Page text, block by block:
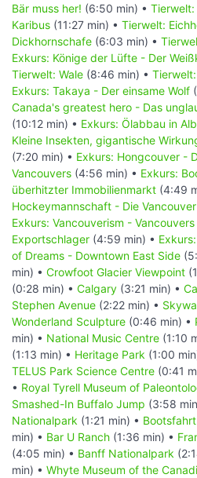
Bär muss her! (6:50 min) • Tierwelt:
Karibus (11:27 min) • Tierwelt:
Dickhornschafe (6:03 min) •
Exkurs: Könige der Lüfte - Der
Tierwelt: Wale (8:46 min) •
Exkurs: Takaya - Der einsame Wolf
Canada's greatest hero - Das
(10:12 min) • Exkurs: Ölabbau in
Kleine Insekten, gigantische
(7:20 min) • Exkurs: Hongcouver -
Vancouvers (4:56 min) • Exkurs:
überhitzter Immobilienmarkt (4:49
Hockeymannschaft - Die
Exkurs: Vancouverism -
Exportschlager (4:59 min) •
of Dreams - Downtown East Side
min) • Crowfoot Glacier Viewpoint
(0:28 min) • Calgary (3:21 min) •
Stephen Avenue (2:22 min) •
Wonderland Sculpture (0:46 min) •
min) • National Music Centre (1:10
(1:13 min) • Heritage Park (1:00
TELUS Park Science Centre (0:41
• Royal Tyrell Museum of
Smashed-In Buffalo Jump (3:58
Nationalpark (1:21 min) •
min) • Bar U Ranch (1:36 min) •
(4:05 min) • Banff Nationalpark
min) • Whyte Museum of the